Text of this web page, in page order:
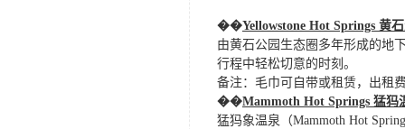
��Yellowstone Hot Springs 黄
由黄石公园生态圈多年形成的地
行程中轻松切意的时刻。
备注：毛巾可自带或租赁，出租
��Mammoth Hot Springs 猛犸
猛犸象温泉（Mammoth Hot